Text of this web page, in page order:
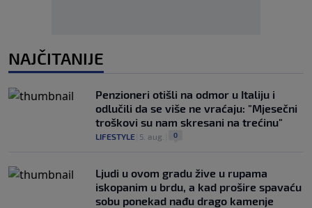
NAJČITANIJE
Penzioneri otišli na odmor u Italiju i
odlučili da se više ne vraćaju: "Mjesečni
troškovi su nam skresani na trećinu"
LIFESTYLE 5. aug. 0
Ljudi u ovom gradu žive u rupama
iskopanim u brdu, a kad prošire spavaću
sobu ponekad nađu drago kamenje